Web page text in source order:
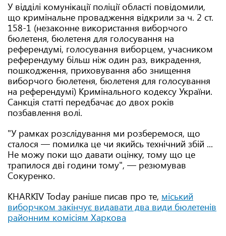
У відділі комунікації поліції області повідомили,
що кримінальне провадження відкрили за ч. 2 ст.
158-1 (незаконне використання виборчого
бюлетеня, бюлетеня для голосування на
референдумі, голосування виборцем, учасником
референдуму більш ніж один раз, викрадення,
пошкодження, приховування або знищення
виборчого бюлетеня, бюлетеня для голосування
на референдумі) Кримінального кодексу України.
Санкція статті передбачає до двох років
позбавлення волі.
"У рамках розслідування ми розберемося, що
сталося — помилка це чи якийсь технічний збій ...
Не можу поки що давати оцінку, тому що це
трапилося дві години тому", — резюмував
Сокуренко.
KHARKIV Today раніше писав про те, міський
виборчком закінчує видавати два види бюлетенів
районним комісіям Харкова